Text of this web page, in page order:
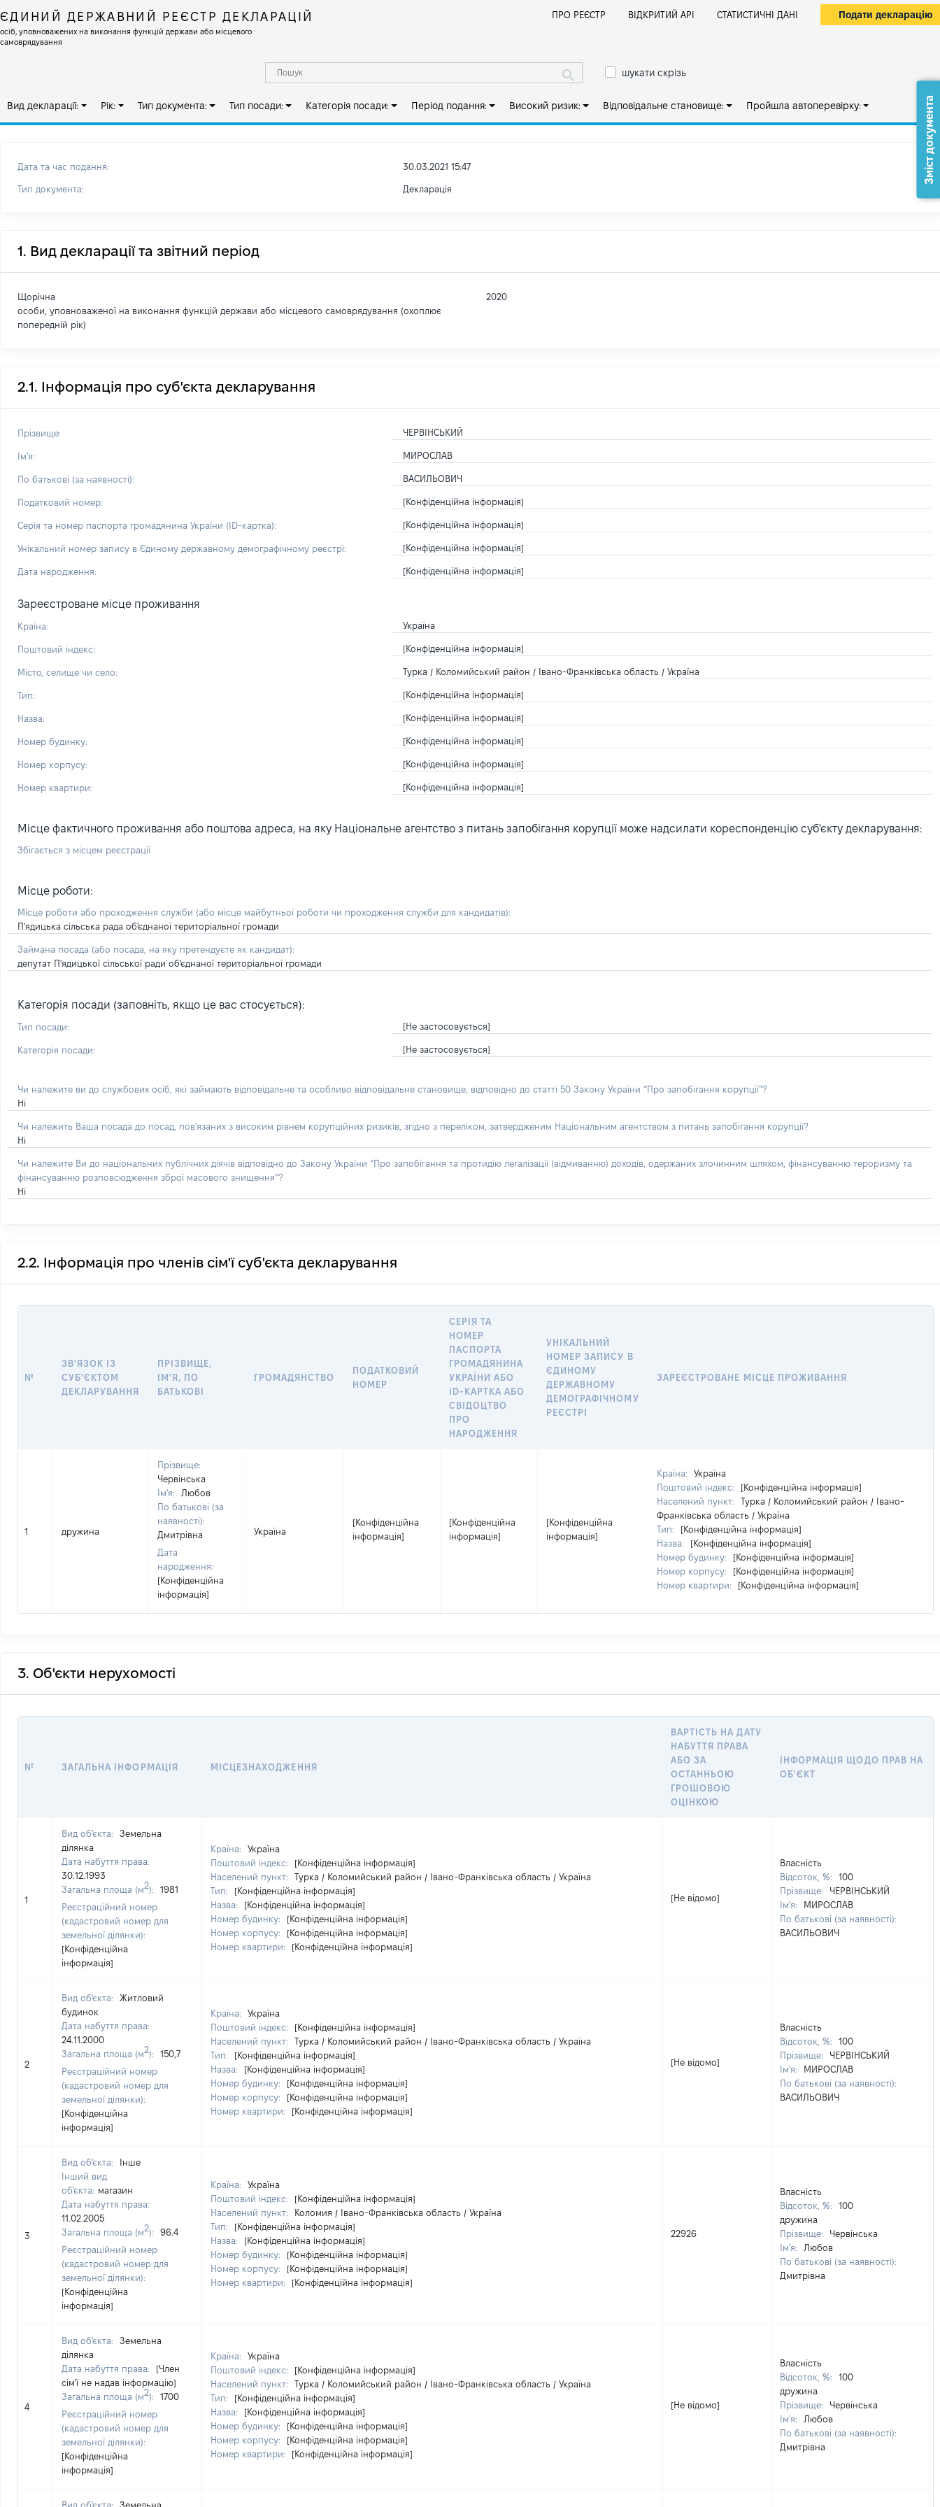
ЄДИНИЙ ДЕРЖАВНИЙ РЕЄСТР ДЕКЛАРАЦІЙ
осіб, уповноважених на виконання функцій держави або місцевого
самоврядування
ПРО РЕЄСТР ВІДКРИТИЙ АРІ СТАТИСТИЧНІ ДАНІ Подати декларацію
шукати скрізь
Вид декларації: Рік: Тип документа: Тип посади: Категорія посади: Період подання: Високий ризик: Відповідальне становище: Пройшла автоперевірку:
Дата та час подання: 30.03.2021 15:47
Тип документа: Декларація
1. Вид декларації та звітний період
Щорічна
особи, уповноваженої на виконання функцій держави або місцевого самоврядування (охоплює
попередній рік)
2020
2.1. Інформація про суб'єкта декларування
Прізвище: ЧЕРВІНСЬКИЙ
Ім'я: МИРОСЛАВ
По батькові (за наявності): ВАСИЛЬОВИЧ
Податковий номер: [Конфіденційна інформація]
Серія та номер паспорта громадянина України (ID-картка): [Конфіденційна інформація]
Унікальний номер запису в Єдиному державному демографічному реєстрі: [Конфіденційна інформація]
Дата народження: [Конфіденційна інформація]
Зареєстроване місце проживання
Країна: Україна
Поштовий індекс: [Конфіденційна інформація]
Місто, селище чи село: Турка / Коломийський район / Івано-Франківська область / Україна
Тип: [Конфіденційна інформація]
Назва: [Конфіденційна інформація]
Номер будинку: [Конфіденційна інформація]
Номер корпусу: [Конфіденційна інформація]
Номер квартири: [Конфіденційна інформація]
Місце фактичного проживання або поштова адреса, на яку Національне агентство з питань запобігання корупції може надсилати кореспонденцію суб'єкту декларування:
Збігається з місцем реєстрації
Місце роботи:
Місце роботи або проходження служби (або місце майбутньої роботи чи проходження служби для кандидатів):
П'ядицька сільська рада об'єднаної територіальної громади
Займана посада (або посада, на яку претендуєте як кандидат):
депутат П'ядицької сільської ради об'єднаної територіальної громади
Категорія посади (заповніть, якщо це вас стосується):
Тип посади: [Не застосовується]
Категорія посади: [Не застосовується]
Чи належите ви до службових осіб, які займають відповідальне та особливо відповідальне становище, відповідно до статті 50 Закону України “Про запобігання корупції”?
Ні
Чи належить Ваша посада до посад, пов'язаних з високим рівнем корупційних ризиків, згідно з переліком, затвердженим Національним агентством з питань запобігання корупції?
Ні
Чи належите Ви до національних публічних діячів відповідно до Закону України “Про запобігання та протидію легалізації (відмиванню) доходів, одержаних злочинним шляхом, фінансуванню тероризму та
фінансуванню розповсюдження зброї масового знищення”?
Ні
2.2. Інформація про членів сім'ї суб'єкта декларування
№
ЗВ'ЯЗОК ІЗ
СУБ'ЄКТОМ
ДЕКЛАРУВАННЯ
ПРІЗВИЩЕ,
ІМ'Я, ПО
БАТЬКОВІ
ГРОМАДЯНСТВО
ПОДАТКОВИЙ
НОМЕР
СЕРІЯ ТА
НОМЕР
ПАСПОРТА
ГРОМАДЯНИНА
УКРАЇНИ АБО
ID-КАРТКА АБО
СВІДОЦТВО
ПРО
НАРОДЖЕННЯ
УНІКАЛЬНИЙ
НОМЕР ЗАПИСУ В
ЄДИНОМУ
ДЕРЖАВНОМУ
ДЕМОГРАФІЧНОМУ
РЕЄСТРІ
ЗАРЕЄСТРОВАНЕ МІСЦЕ ПРОЖИВАННЯ
1 дружина
Прізвище:
Червінська
Ім'я:
Любов
По батькові (за
наявності):
Дмитрівна
Дата
народження:
[Конфіденційна
інформація]
Україна
[Конфіденційна
інформація]
[Конфіденційна
інформація]
[Конфіденційна
інформація]
Країна:
Україна
Поштовий індекс:
[Конфіденційна інформація]
Населений пункт:
Турка / Коломийський район / Івано-
Франківська область / Україна
Тип:
[Конфіденційна інформація]
Назва:
[Конфіденційна інформація]
Номер будинку:
[Конфіденційна інформація]
Номер корпусу:
[Конфіденційна інформація]
Номер квартири:
[Конфіденційна інформація]
3. Об'єкти нерухомості
№ ЗАГАЛЬНА ІНФОРМАЦІЯ МІСЦЕЗНАХОДЖЕННЯ
ВАРТІСТЬ НА ДАТУ
НАБУТТЯ ПРАВА
АБО ЗА
ОСТАННЬОЮ
ГРОШОВОЮ
ОЦІНКОЮ
ІНФОРМАЦІЯ ЩОДО ПРАВ НА
ОБ'ЄКТ
1
Вид об'єкта:
Земельна
ділянка
Дата набуття права:
30.12.1993
Загальна площа (м2):
1981
Реєстраційний номер
(кадастровий номер для
земельної ділянки):
[Конфіденційна
інформація]
Країна:
Україна
Поштовий індекс:
[Конфіденційна інформація]
Населений пункт:
Турка / Коломийський район / Івано-Франківська область / Україна
Тип:
[Конфіденційна інформація]
Назва:
[Конфіденційна інформація]
Номер будинку:
[Конфіденційна інформація]
Номер корпусу:
[Конфіденційна інформація]
Номер квартири:
[Конфіденційна інформація]
[Не відомо]
Власність
Відсоток, %:
100
Прізвище:
ЧЕРВІНСЬКИЙ
Ім'я:
МИРОСЛАВ
По батькові (за наявності):
ВАСИЛЬОВИЧ
2
Вид об'єкта:
Житловий
будинок
Дата набуття права:
24.11.2000
Загальна площа (м2):
150,7
Реєстраційний номер
(кадастровий номер для
земельної ділянки):
[Конфіденційна
інформація]
Країна:
Україна
Поштовий індекс:
[Конфіденційна інформація]
Населений пункт:
Турка / Коломийський район / Івано-Франківська область / Україна
Тип:
[Конфіденційна інформація]
Назва:
[Конфіденційна інформація]
Номер будинку:
[Конфіденційна інформація]
Номер корпусу:
[Конфіденційна інформація]
Номер квартири:
[Конфіденційна інформація]
[Не відомо]
Власність
Відсоток, %:
100
Прізвище:
ЧЕРВІНСЬКИЙ
Ім'я:
МИРОСЛАВ
По батькові (за наявності):
ВАСИЛЬОВИЧ
3
Вид об'єкта:
Інше
Інший вид
об'єкта: магазин
Дата набуття права:
11.02.2005
Загальна площа (м2):
96.4
Реєстраційний номер
(кадастровий номер для
земельної ділянки):
[Конфіденційна
інформація]
Країна:
Україна
Поштовий індекс:
[Конфіденційна інформація]
Населений пункт:
Коломия / Івано-Франківська область / Україна
Тип:
[Конфіденційна інформація]
Назва:
[Конфіденційна інформація]
Номер будинку:
[Конфіденційна інформація]
Номер корпусу:
[Конфіденційна інформація]
Номер квартири:
[Конфіденційна інформація]
22926
Власність
Відсоток, %:
100
дружина
Прізвище:
Червінська
Ім'я:
Любов
По батькові (за наявності):
Дмитрівна
4
Вид об'єкта:
Земельна
ділянка
Дата набуття права:
[Член
сім'ї не надав інформацію]
Загальна площа (м2):
1700
Реєстраційний номер
(кадастровий номер для
земельної ділянки):
[Конфіденційна
інформація]
Країна:
Україна
Поштовий індекс:
[Конфіденційна інформація]
Населений пункт:
Турка / Коломийський район / Івано-Франківська область / Україна
Тип:
[Конфіденційна інформація]
Назва:
[Конфіденційна інформація]
Номер будинку:
[Конфіденційна інформація]
Номер корпусу:
[Конфіденційна інформація]
Номер квартири:
[Конфіденційна інформація]
[Не відомо]
Власність
Відсоток, %:
100
дружина
Прізвище:
Червінська
Ім'я:
Любов
По батькові (за наявності):
Дмитрівна
Вид об'єкта: Земельна
Зміст документа